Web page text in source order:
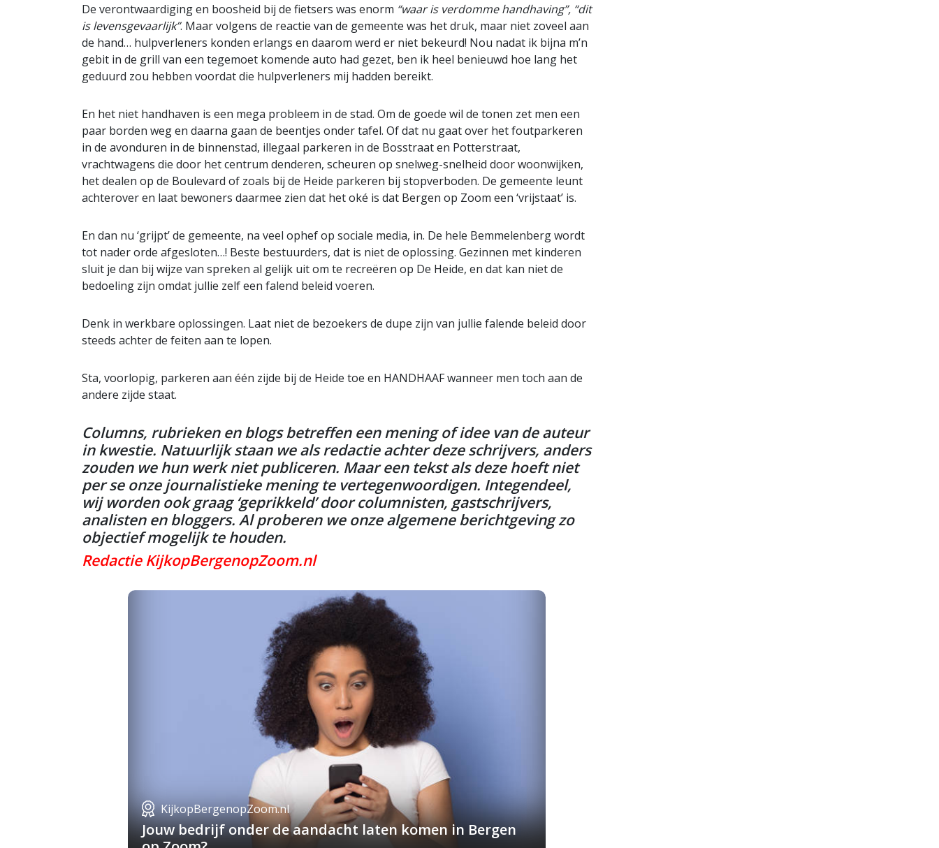
De verontwaardiging en boosheid bij de fietsers was enorm “waar is verdomme handhaving”, “dit
is levensgevaarlijk”. Maar volgens de reactie van de gemeente was het druk, maar niet zoveel aan
de hand… hulpverleners konden erlangs en daarom werd er niet bekeurd! Nou nadat ik bijna m’n
gebit in de grill van een tegemoet komende auto had gezet, ben ik heel benieuwd hoe lang het
geduurd zou hebben voordat die hulpverleners mij hadden bereikt.
En het niet handhaven is een mega probleem in de stad. Om de goede wil de tonen zet men een
paar borden weg en daarna gaan de beentjes onder tafel. Of dat nu gaat over het foutparkeren
in de avonduren in de binnenstad, illegaal parkeren in de Bosstraat en Potterstraat,
vrachtwagens die door het centrum denderen, scheuren op snelweg-snelheid door woonwijken,
het dealen op de Boulevard of zoals bij de Heide parkeren bij stopverboden. De gemeente leunt
achterover en laat bewoners daarmee zien dat het oké is dat Bergen op Zoom een ‘vrijstaat’ is.
En dan nu ‘grijpt’ de gemeente, na veel ophef op sociale media, in. De hele Bemmelenberg wordt
tot nader orde afgesloten…! Beste bestuurders, dat is niet de oplossing. Gezinnen met kinderen
sluit je dan bij wijze van spreken al gelijk uit om te recreëren op De Heide, en dat kan niet de
bedoeling zijn omdat jullie zelf een falend beleid voeren.
Denk in werkbare oplossingen. Laat niet de bezoekers de dupe zijn van jullie falende beleid door
steeds achter de feiten aan te lopen.
Sta, voorlopig, parkeren aan één zijde bij de Heide toe en HANDHAAF wanneer men toch aan de
andere zijde staat.
Columns, rubrieken en blogs betreffen een mening of idee van de auteur
in kwestie. Natuurlijk staan we als redactie achter deze schrijvers, anders
zouden we hun werk niet publiceren. Maar een tekst als deze hoeft niet
per se onze journalistieke mening te vertegenwoordigen. Integendeel,
wij worden ook graag ‘geprikkeld’ door columnisten, gastschrijvers,
analisten en bloggers. Al proberen we onze algemene berichtgeving zo
objectief mogelijk te houden.
Redactie KijkopBergenopZoom.nl
KijkopBergenopZoom.nl
Jouw bedrijf onder de aandacht laten komen in Bergen